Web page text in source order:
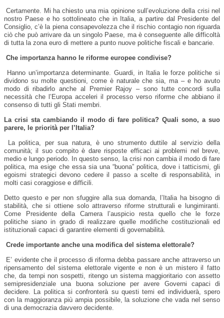
Certamente. Mi ha chiesto una mia opinione sull’evoluzione della crisi nel
nostro Paese e ho sottolineato che in Italia, a partire dal Presidente del
Consiglio, c’è la piena consapevolezza che il rischio contagio non riguarda
ciò che può arrivare da un singolo Paese, ma è conseguente alle difficoltà
di tutta la zona euro di mettere a punto nuove politiche fiscali e bancarie.
Che importanza hanno le riforme europee condivise?
Hanno un’importanza determinante. Guardi, in Italia le forze politiche si
dividono su molte questioni, come è naturale che sia, ma – e ho avuto
modo di ribadirlo anche al Premier Rajoy – sono tutte concordi sulla
necessità che l’Europa acceleri il processo verso riforme che abbiano il
consenso di tutti gli Stati membri.
La crisi sta cambiando il modo di fare politica? Quali sono, a suo
parere, le priorità per l’Italia?
La politica, per sua natura, è uno strumento duttile al servizio della
comunità; il suo compito è dare risposte efficaci ai problemi nel breve,
medio e lungo periodo. In questo senso, la crisi non cambia il modo di fare
politica, ma esige che essa sia una “buona” politica, dove i tatticismi, gli
egoismi strategici devono cedere il passo a scelte di responsabilità, in
molti casi coraggiose e difficili.
Detto questo e per non sfuggire alla sua domanda, l’Italia ha bisogno di
stabilità, che si ottiene solo attraverso riforme strutturali e lungimiranti.
Come Presidente della Camera l’auspicio resta quello che le forze
politiche siano in grado di realizzare quelle modifiche costituzionali ed
istituzionali capaci di garantire elementi di governabilità.
Crede importante anche una modifica del sistema elettorale?
E’ evidente che il processo di riforma debba passare anche attraverso un
ripensamento del sistema elettorale vigente e non è un mistero il fatto
che, da tempi non sospetti, ritengo un sistema maggioritario con assetto
semipresidenziale una buona soluzione per avere Governi capaci di
decidere. La politica si confronterà su questi temi ed individuerà, spero
con la maggioranza più ampia possibile, la soluzione che vada nel senso
di una democrazia davvero decidente.